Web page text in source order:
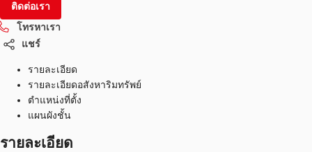
ติดต่อเรา
โทรหาเรา
แชร์
รายละเอียด
รายละเอียดอสังหาริมทรัพย์
ตำแหน่งที่ตั้ง
แผนผังชั้น
รายละเอียด